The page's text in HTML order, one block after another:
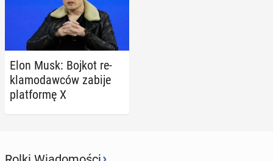
Elon Musk: Bojkot re­
kla­mo­daw­ców zabije
plat­for­mę X